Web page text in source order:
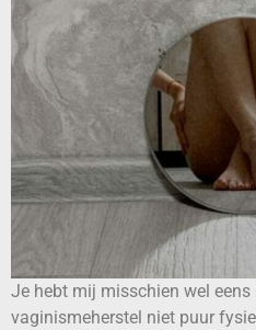
Je hebt mij misschien wel eens
vaginismeherstel niet puur